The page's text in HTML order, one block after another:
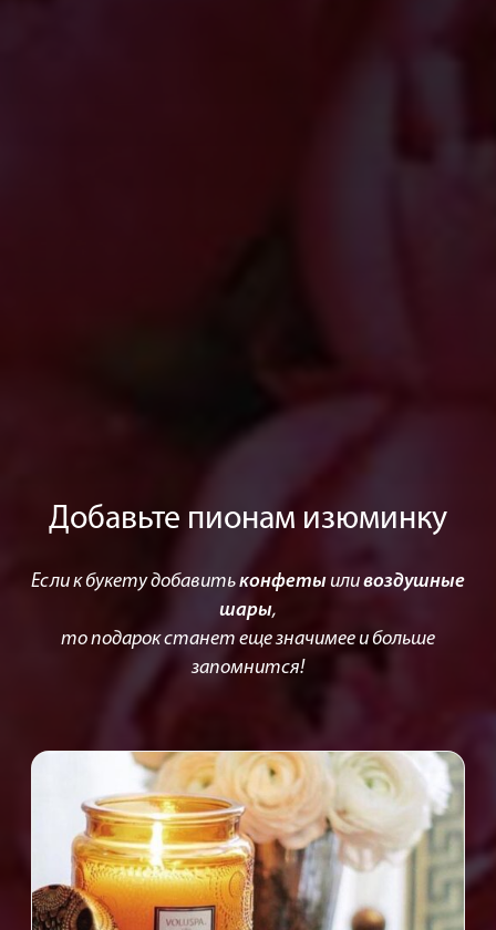
Добавьте пионам изюминку
Если к букету добавитьконфеты иливоздушные
шары,
то подарок станет еще значимее и больше
запомнится!